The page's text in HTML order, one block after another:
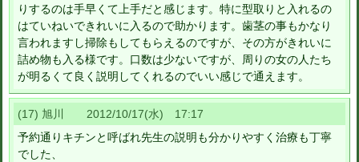
りするのは手早くて上手だと感じます。特に型取りと入れるの
はていねいできれいに入るので助かります。歯茎の事もかなり
言われますし掃除もしてもらえるのですが、その方がきれいに
詰め物も入る様です。口数は少ないですが、周りの女の人たち
が明るくて良く説明してくれるのでいい感じで通えます。
(17) 旭川 2012/10/17(水) 17:17
予約通りキチンと呼ばれ先生の説明も分かりやすく治療も丁寧
でした、